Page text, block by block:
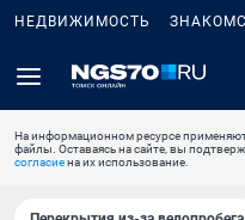
НЕДВИЖИМОСТЬ
На информационном ресурсе
файлы. Оставаясь на сайте, вы
согласиена их использование.